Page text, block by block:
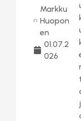
Markku
Huopon
en
01.07.2
026
j